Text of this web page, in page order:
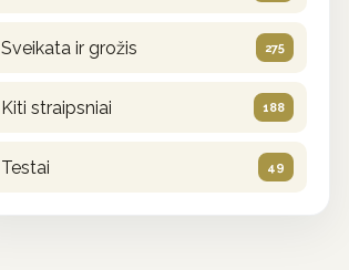
Sveikata ir grožis 275
Kiti straipsniai 188
Testai 49